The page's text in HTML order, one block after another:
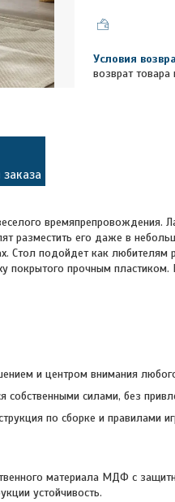
возврат товара
времяпрепровождения.
разместить его даже в
Стол подойдет как любителям
покрытого прочным
и центром внимания
силами, без
по сборке и правилами
материала МДФ с
устойчивость.